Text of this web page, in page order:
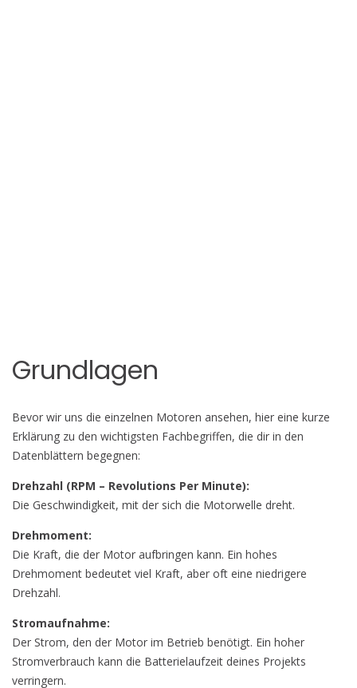
Grundlagen
Bevor wir uns die einzelnen Motoren ansehen, hier eine kurze
Erklärung zu den wichtigsten Fachbegriffen, die dir in den
Datenblättern begegnen:
Drehzahl (RPM – Revolutions Per Minute):
Die Geschwindigkeit, mit der sich die Motorwelle dreht.
Drehmoment:
Die Kraft, die der Motor aufbringen kann. Ein hohes
Drehmoment bedeutet viel Kraft, aber oft eine niedrigere
Drehzahl.
Stromaufnahme:
Der Strom, den der Motor im Betrieb benötigt. Ein hoher
Stromverbrauch kann die Batterielaufzeit deines Projekts
verringern.